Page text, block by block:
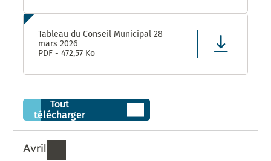
Tableau du Conseil Municipal 28
mars 2026
PDF - 472,57 Ko
Tout
télécharger
Avril